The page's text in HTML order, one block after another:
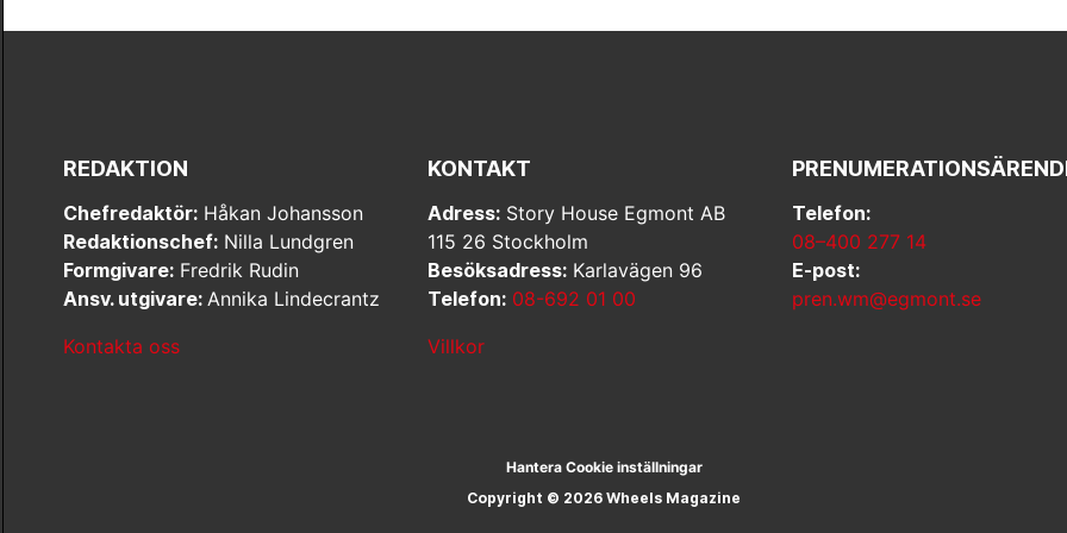
REDAKTION
Chefredaktör: Håkan Johansson
Redaktionschef: Nilla Lundgren
Formgivare: Fredrik Rudin
Ansv. utgivare: Annika Lindecrantz
Kontakta oss
KONTAKT
Adress: Story House Egmont AB
115 26 Stockholm
Besöksadress: Karlavägen 96
Telefon: 08-692 01 00
Villkor
Telefon:
08–400 277 14
E-post:
pren.wm@egmont.se
Hantera Cookie inställningar
Copyright © 2026 Wheels Magazine